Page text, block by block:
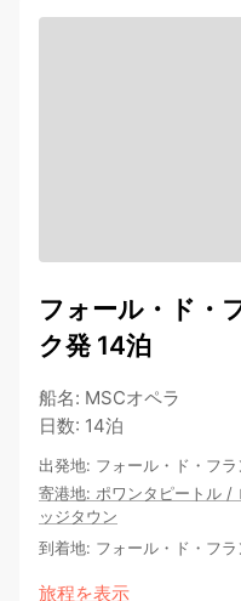
フォール・ド・
ク発 14泊
船名: MSCオペラ
日数: 14泊
出発地: フォール・ド・フ
寄港地: ポワンタピートル /
ッジタウン
到着地: フォール・ド・フ
旅程を表示